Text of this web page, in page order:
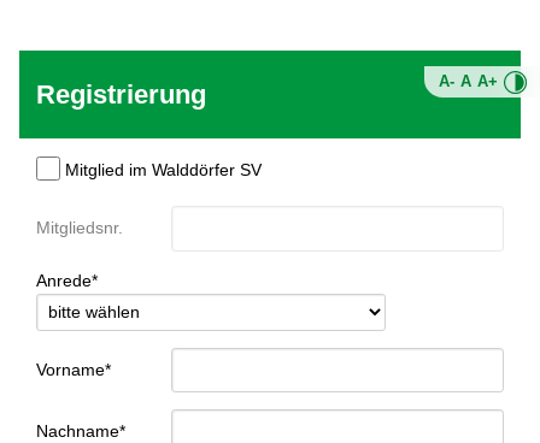
A- A A+
Registrierung
Mitglied im Walddörfer SV
Mitgliedsnr.
Anrede*
Vorname*
Nachname*